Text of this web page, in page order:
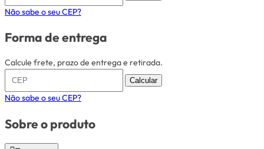
Não sabe o seu CEP?
Forma de entrega
Calcule frete, prazo de entrega e retirada.
Calcular
Não sabe o seu CEP?
Sobre o produto